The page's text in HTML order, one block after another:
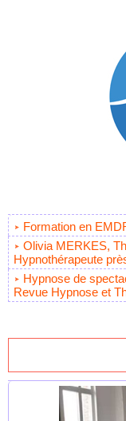
Formation en
Olivia MERKES,
Hypnothérapeute
Hypnose de
Revue Hypnose et